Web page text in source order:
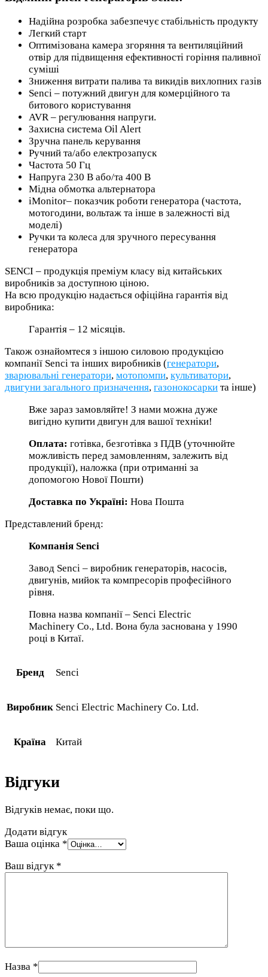
Надійна розробка забезпечує стабільність продукту
Легкий старт
Оптимізована камера згоряння та вентиляційний
отвір для підвищення ефективності горіння паливної
суміші
Зниження витрати палива та викидів вихлопних газів
Senci – потужний двигун для комерційного та
битового користування
AVR – регулювання напруги.
Захисна система Oil Alert
Зручна панель керування
Ручний та/або електрозапуск
Частота 50 Гц
Напруга 230 В або/та 400 В
Мідна обмотка альтернатора
iMonitor– показчик роботи генератора (частота,
мотогодини, вольтаж та інше в залежності від
моделі)
Ручки та колеса для зручного пересування
генератора
SENCI – продукція преміум класу від китайських
виробників за доступною ціною.
На всю продукцію надається офіційна гарантія від
виробника:
Гарантія – 12 місяців.
Також ознайомтеся з іншою силовою продукцією
компанії Senci та інших виробників (генератори,
зварювальні генератори, мотопомпи, культиватори,
двигуни загального призначення, газонокосарки та інше)
Вже зараз замовляйте! З нами можна дуже
вигідно купити двигун для вашої техніки!
Оплата: готівка, безготівка з ПДВ (уточнюйте
можливість перед замовленням, залежить від
продукції), наложка (при отриманні за
допомогою Нової Пошти)
Доставка по Україні: Нова Пошта
Представлений бренд:
Компанія Senci
Завод Senci – виробник генераторів, насосів,
двигунів, мийок та компресорів професійного
рівня.
Повна назва компанії – Senci Electric
Machinery Co., Ltd. Вона була заснована у 1990
році в Китаї.
Бренд Senci
Виробник Senci Electric Machinery Co. Ltd.
Країна Китай
Відгуки
Відгуків немає, поки що.
Додати відгук
Ваша оцінка *
Ваш відгук *
Назва *